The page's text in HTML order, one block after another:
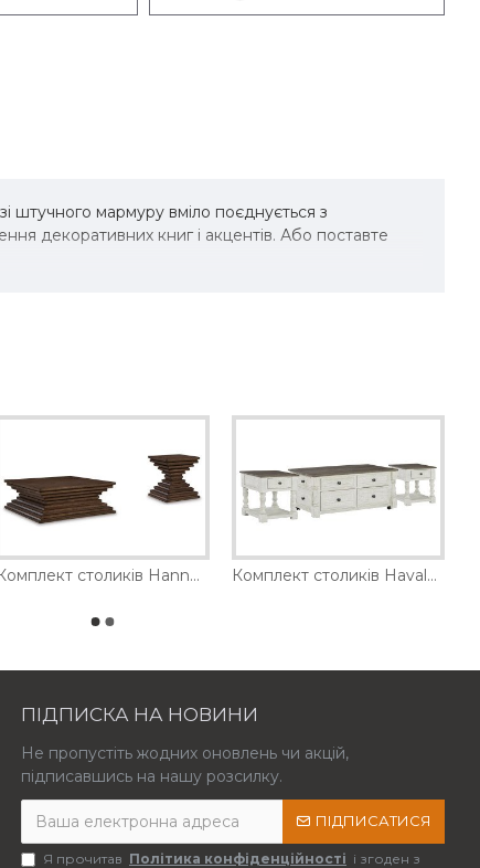
штучного мармуру вміло поєднується з
декоративних книг і акцентів. Або поставте
Комплект столиків Hannodream Ashley Комплект столиків Havalance Ashley
ПІДПИСКА НА НОВИНИ
Не пропустіть жодних оновлень чи акцій,
підписавшись на нашу розсилку.
ПІДПИСАТИСЯ
Я прочитав Політика конфіденційності і згоден з